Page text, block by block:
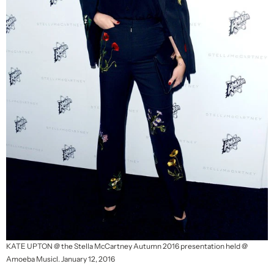
KATE UPTON @ the Stella McCartney Autumn 2016 presentation held @
Amoeba Musicl. January 12, 2016